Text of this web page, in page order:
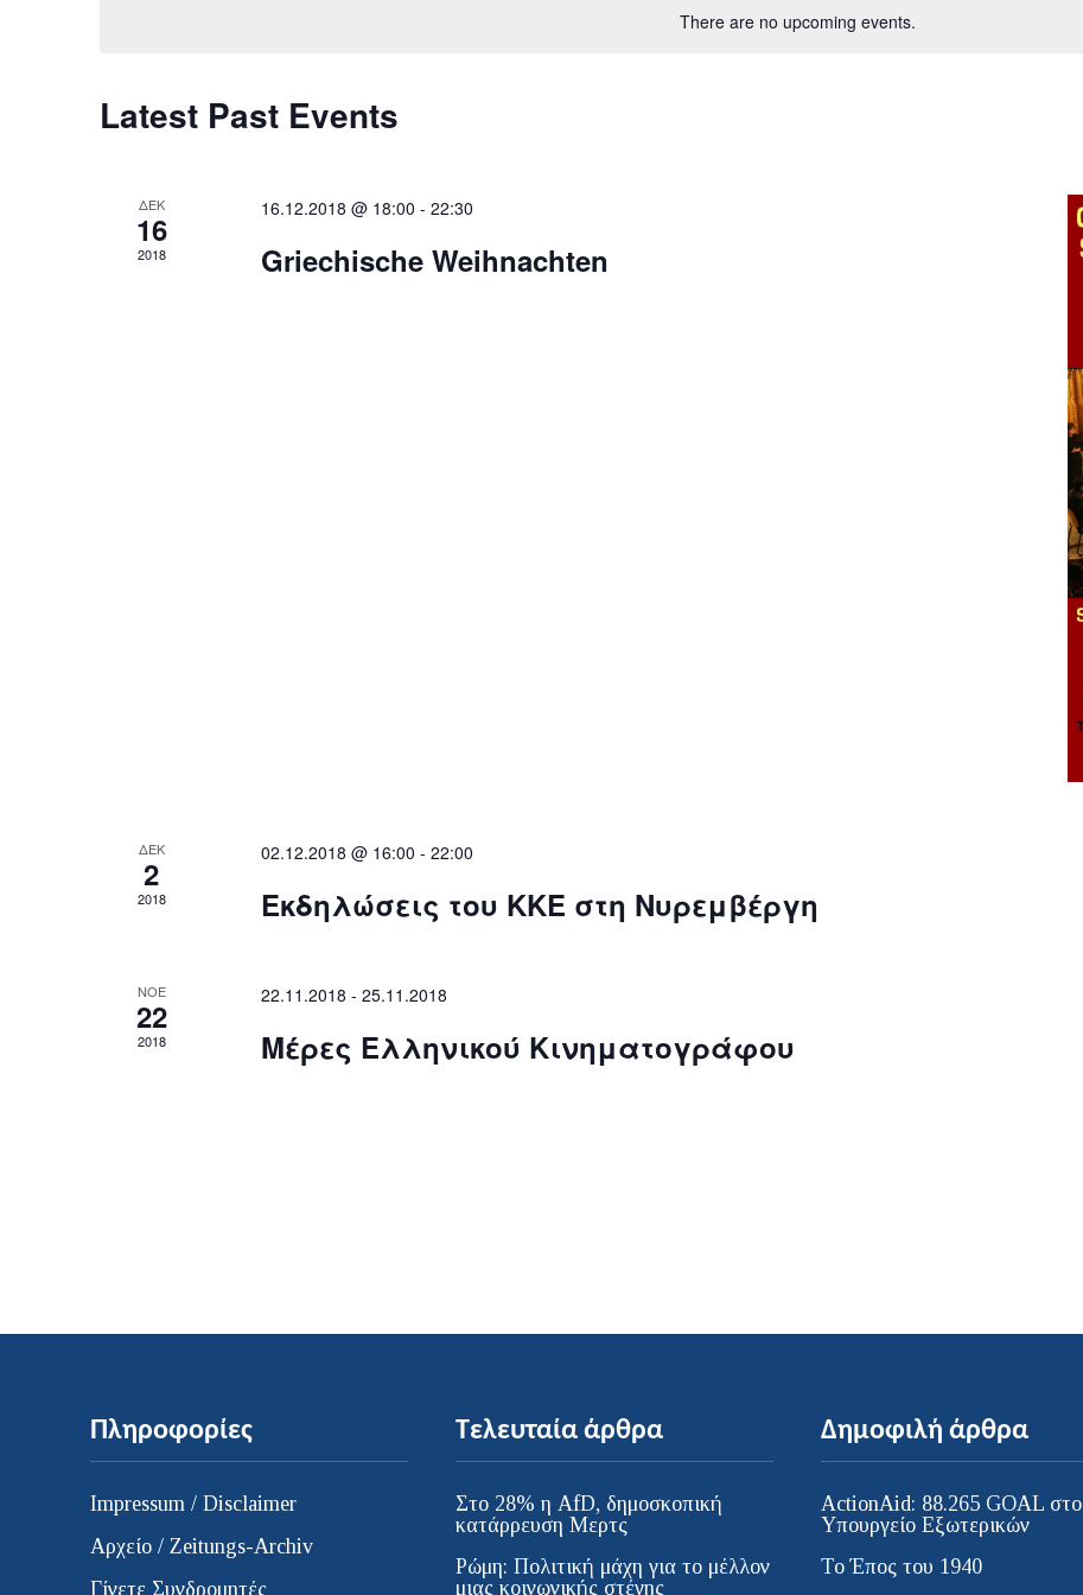
There are no upcoming events.
Latest Past Events
ΔΕΚ
16
2018
16.12.2018 @ 18:00 - 22:30
Griechische Weihnachten
ΔΕΚ
2
2018
02.12.2018 @ 16:00 - 22:00
Εκδηλώσεις του KKE στη Νυρεμβέργη
ΝΟΈ
22
2018
22.11.2018 - 25.11.2018
Μέρες Ελληνικού Κινηματογράφου
Πληροφορίες
Impressum / Disclaimer
Αρχείο / Zeitungs-Archiv
Γίνετε Συνδρομητές
Τελευταία άρθρα
Στο 28% η AfD, δημοσκοπική
κατάρρευση Μερτς
Ρώμη: Πολιτική μάχη για το μέλλον
μιας κοινωνικής στέγης
Δημοφιλή άρθρα
ActionAid: 88.265 GOAL στο
Υπουργείο Εξωτερικών
Το Έπος του 1940